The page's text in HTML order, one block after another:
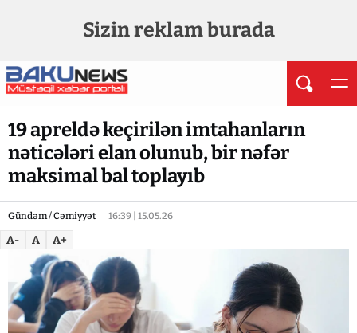
Sizin reklam burada
19 apreldə keçirilən imtahanların
nəticələri elan olunub, bir nəfər
maksimal bal toplayıb
Gündəm / Cəmiyyət 16:39 | 15.05.26
A- A A+